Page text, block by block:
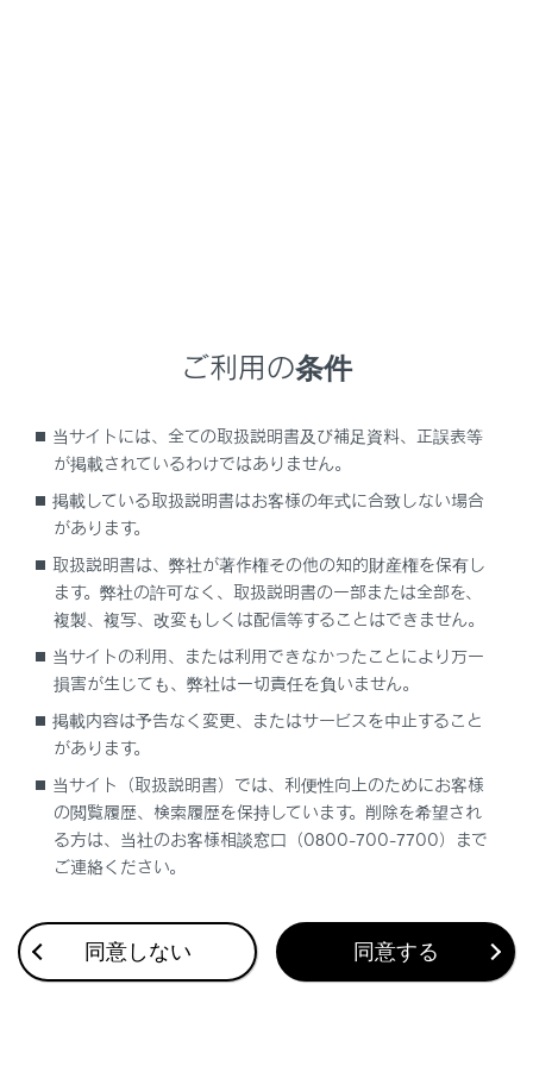
施設記号を表示する
地図記号・地図表示について
ハイウェイモードについて
合わせて見られているページ
地図を更新する
VICSについて
目的地検索画面の見方
このページは役に立ちましたか？
ご利用の条件
当サイトには、全ての取扱説明書及び補足資料、正誤表等
が掲載されているわけではありません。
掲載している取扱説明書はお客様の年式に合致しない場合
があります。
取扱説明書は、弊社が著作権その他の知的財産権を保有し
ます。弊社の許可なく、取扱説明書の一部または全部を、
複製、複写、改変もしくは配信等することはできません。
当サイトの利用、または利用できなかったことにより万一
損害が生じても、弊社は一切責任を負いません。
掲載内容は予告なく変更、またはサービスを中止すること
があります。
当サイト（取扱説明書）では、利便性向上のためにお客様
の閲覧履歴、検索履歴を保持しています。削除を希望され
る方は、当社のお客様相談窓口（0800-700-7700）まで
ご連絡ください。
同意しない 同意する